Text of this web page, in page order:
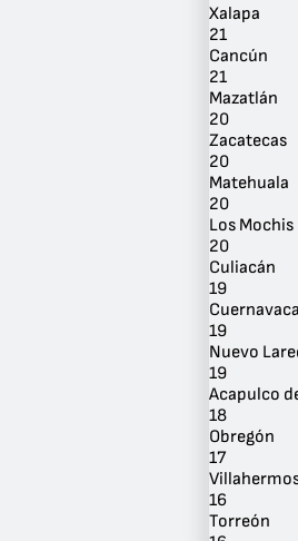
Xalapa
21
Cancún
21
Mazatlán
20
Zacatecas
20
Matehuala
20
Los Mochis
20
Culiacán
19
19
Nuevo
19
Acapulco
18
Obregón
17
16
Torreón